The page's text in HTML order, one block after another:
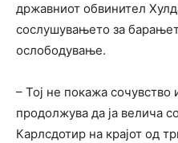
државниот обвинител
сослушувањето за
ослободување.
– Тој не покажа
продолжува да ја велича
Карлсдотир на крајот од